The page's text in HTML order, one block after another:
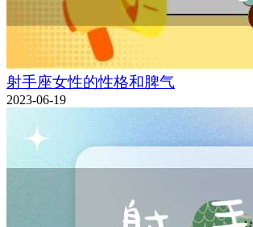
射手座女性的性格和脾气
2023-06-19